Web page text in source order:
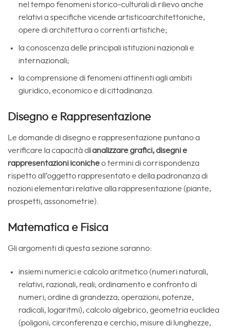
nel tempo fenomeni storico-culturali di rilievo anche
relativi a specifiche vicende artisticoarchitettoniche,
opere di architettura o correnti artistiche;
la conoscenza delle principali istituzioni nazionali e
internazionali;
la comprensione di fenomeni attinenti agli ambiti
giuridico, economico e di cittadinanza.
Disegno e Rappresentazione
Le domande di disegno e rappresentazione puntano a
verificare la capacità di analizzare grafici, disegni e
rappresentazioni iconicheo termini di corrispondenza
rispetto all’oggetto rappresentato e della padronanza di
nozioni elementari relative alla rappresentazione (piante,
prospetti, assonometrie).
Matematica e Fisica
Gli argomenti di questa sezione saranno:
insiemi numerici e calcolo aritmetico (numeri naturali,
relativi, razionali, reali; ordinamento e confronto di
numeri; ordine di grandezza; operazioni, potenze,
radicali, logaritmi), calcolo algebrico, geometria euclidea
(poligoni, circonferenza e cerchio, misure di lunghezze,